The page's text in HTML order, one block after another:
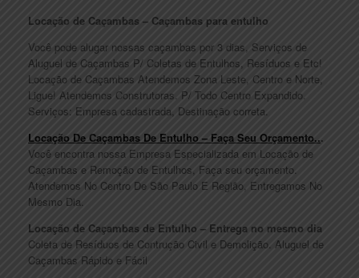
Locação de Caçambas – Caçambas para entulho
Você pode alugar nossas caçambas por 3 dias, Serviços de
Aluguel de Caçambas P/ Coletas de Entulhos, Resíduos e Etc!
Locação de Caçambas Atendemos Zona Leste, Centro e Norte,
Ligue! Atendemos Construtoras. P/ Todo Centro Expandido.
Serviços: Empresa cadastrada, Destinação correta.
Locação De Caçambas De Entulho – Faça Seu Orçamento...
Você encontra nossa Empresa Especializada em Locação de
Caçambas e Remoção de Entulhos, Faça seu orçamento.
Atendemos No Centro De São Paulo E Região, Entregamos No
Mesmo Dia.
Locação de Caçambas de Entulho – Entrega no mesmo dia
Coleta de Resíduos de Contrução Civil e Demolição. Aluguel de
Caçambas Rápido e Fácil